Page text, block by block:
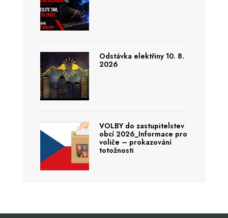
Odstávka elektřiny 10. 8.
2026
VOLBY do zastupitelstev
obcí 2026_Informace pro
voliče – prokazování
totožnosti